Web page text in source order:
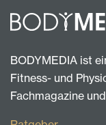
BODYMEDIA ist
Fitness- und
Fachmagazine